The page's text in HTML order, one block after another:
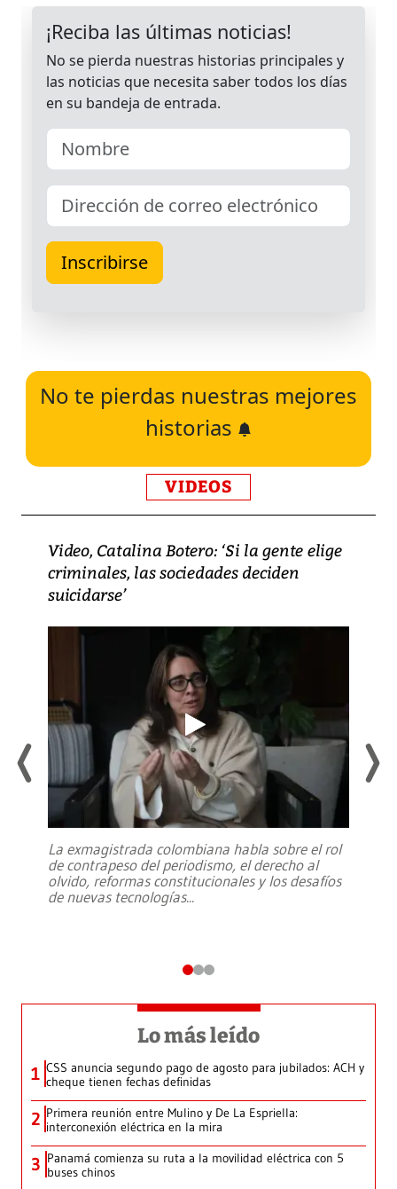
No te pierdas nuestras mejores
historias
VIDEOS
Video, Catalina Botero: ‘Si la gente elige
criminales, las sociedades deciden
suicidarse’
La exmagistrada colombiana habla sobre el rol
de contrapeso del periodismo, el derecho al
olvido, reformas constitucionales y los desafíos
de nuevas tecnologías...
Lo más leído
1 CSS anuncia segundo pago de agosto para jubilados: ACH y
cheque tienen fechas definidas
2 Primera reunión entre Mulino y De La Espriella:
interconexión eléctrica en la mira
3 Panamá comienza su ruta a la movilidad eléctrica con 5
buses chinos